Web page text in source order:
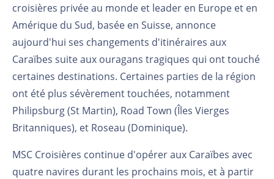
croisières privée au monde et leader en Europe et en
Amérique du Sud, basée en Suisse, annonce
aujourd'hui ses changements d'itinéraires aux
Caraïbes suite aux ouragans tragiques qui ont touché
certaines destinations. Certaines parties de la région
ont été plus sévèrement touchées, notamment
Philipsburg (St Martin), Road Town (Îles Vierges
Britanniques), et Roseau (Dominique).
MSC Croisières continue d'opérer aux Caraïbes avec
quatre navires durant les prochains mois, et à partir